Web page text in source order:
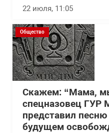
22 июля, 11:05
Общество
Скажем: “Мама,
спецназовец ГУР
представил
будущем